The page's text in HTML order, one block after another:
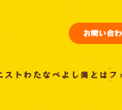
お問い合
ストわたなべよし美とはフ